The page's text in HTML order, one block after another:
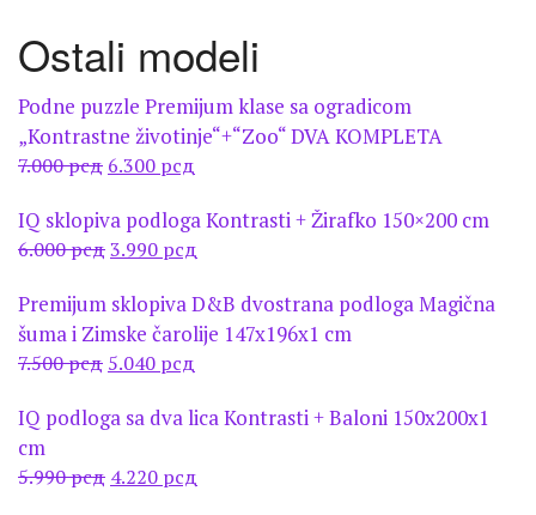
Ostali modeli
Podne puzzle Premijum klase sa ogradicom
„Kontrastne životinje“+“Zoo“ DVA KOMPLETA
7.000рсд Оригинална
је
била:
6.300 рсд
је:
6.300 рсд.
IQ sklopiva podloga Kontrasti + Žirafko 150×200 cm
6.000рсдОригинална
је
била:
6.000 рсд.
3.990 рсд
је:
3.990 рсд.
Premijum sklopiva D&B dvostrana podloga Magična
šuma i Zimske čarolije 147x196x1 cm
7.500рсд Оригинална
је
7.500 рсд.
5.040 рсд
је:
IQ podloga sa dva lica Kontrasti + Baloni 150x200x1
cm
5.990рсд Оригинална
4.220 рсд